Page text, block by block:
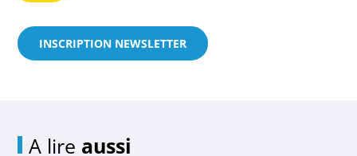
INSCRIPTION NEWSLETTER
A lire aussi